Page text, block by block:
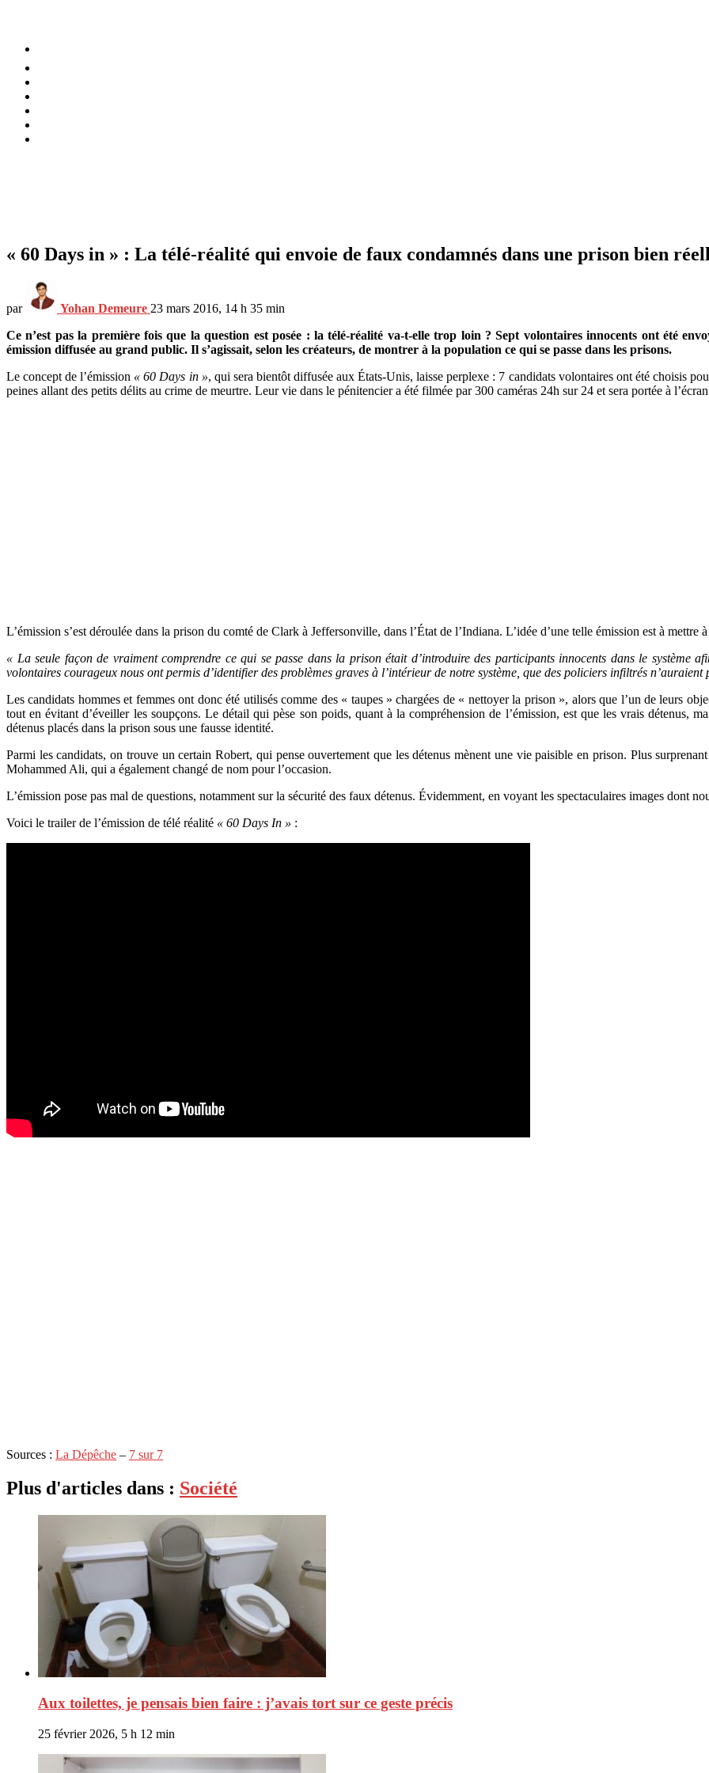
« 60 Days in » : La télé-réalité qui envoie de faux condamnés dans une prison bien
par Yohan Demeure 23 mars 2016, 14 h 35 min
Ce n’est pas la première fois que la question est posée : la télé-réalité va-t-elle trop loin ? Sept volontaires innocents ont été
émission diffusée au grand public. Il s’agissait, selon les créateurs, de montrer à la population ce qui se passe dans les prisons.
Le concept de l’émission « 60 Days in », qui sera bientôt diffusée aux États-Unis, laisse perplexe : 7 candidats volontaires ont été choisis
peines allant des petits délits au crime de meurtre. Leur vie dans le pénitencier a été filmée par 300 caméras 24h sur 24 et sera portée à
L’émission s’est déroulée dans la prison du comté de Clark à Jeffersonville, dans l’État de l’Indiana. L’idée d’une telle émission est à
« La seule façon de vraiment comprendre ce qui se passe dans la prison était d’introduire des participants innocents dans le système
volontaires courageux nous ont permis d’identifier des problèmes graves à l’intérieur de notre système, que des policiers infiltrés n’auraient
Les candidats hommes et femmes ont donc été utilisés comme des « taupes » chargées de « nettoyer la prison », alors que l’un de leurs
tout en évitant d’éveiller les soupçons. Le détail qui pèse son poids, quant à la compréhension de l’émission, est que les vrais détenus,
détenus placés dans la prison sous une fausse identité.
Parmi les candidats, on trouve un certain Robert, qui pense ouvertement que les détenus mènent une vie paisible en prison. Plus
Mohammed Ali, qui a également changé de nom pour l’occasion.
L’émission pose pas mal de questions, notamment sur la sécurité des faux détenus. Évidemment, en voyant les spectaculaires images dont
Voici le trailer de l’émission de télé réalité « 60 Days In » :
Sources : La Dépêche – 7 sur 7
Plus d'articles dans : Société
Aux toilettes, je pensais bien faire : j’avais tort sur ce geste précis
25 février 2026, 5 h 12 min